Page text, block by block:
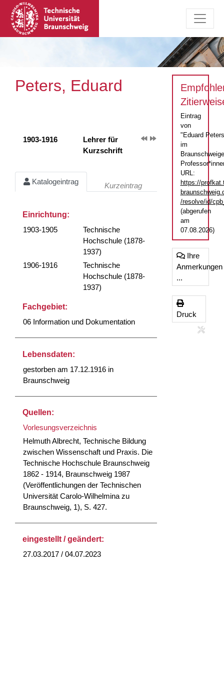
Peters, Eduard
1903-1916
Lehrer für
Kurzschrift
Katalogeintrag Kurzeintrag
Einrichtung:
1903-1905
Technische
Hochschule (1878-
1937)
1906-1916
Technische
Hochschule (1878-
1937)
Fachgebiet:
06 Information und Dokumentation
Lebensdaten:
gestorben am 17.12.1916 in
Braunschweig
Quellen:
Vorlesungsverzeichnis
Helmuth Albrecht, Technische Bildung
zwischen Wissenschaft und Praxis. Die
Technische Hochschule Braunschweig
1862 - 1914, Braunschweig 1987
(Veröffentlichungen der Technischen
Universität Carolo-Wilhelmina zu
Braunschweig, 1), S. 427.
eingestellt / geändert:
27.03.2017 / 04.07.2023
Eintrag
von
"Eduard
im
URL:
https://
/resolve/id/
(abgerufen
am
07.08.2026)
Ihre
Anmerkungen
...
Druck